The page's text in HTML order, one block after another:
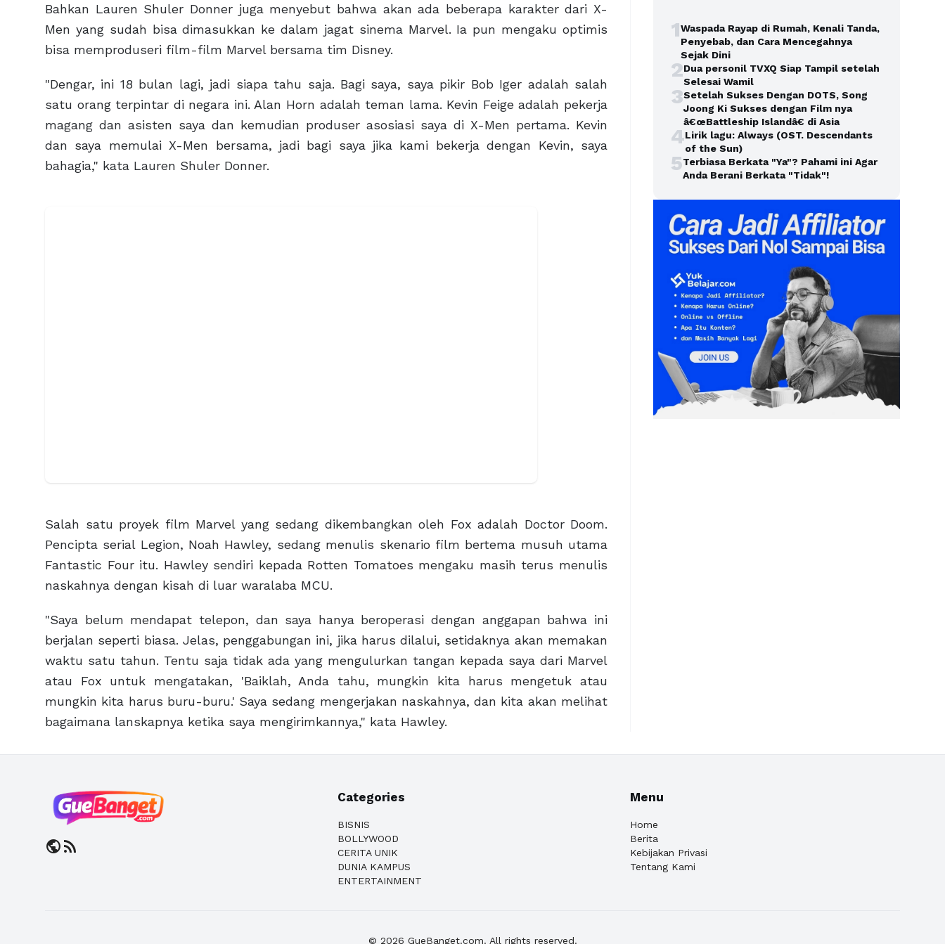
Bahkan Lauren Shuler Donner juga menyebut bahwa akan ada beberapa karakter dari X-
Men yang sudah bisa dimasukkan ke dalam jagat sinema Marvel. Ia pun mengaku optimis
bisa memproduseri film-film Marvel bersama tim Disney.
"Dengar, ini 18 bulan lagi, jadi siapa tahu saja. Bagi saya, saya pikir Bob Iger adalah salah
satu orang terpintar di negara ini. Alan Horn adalah teman lama. Kevin Feige adalah pekerja
magang dan asisten saya dan kemudian produser asosiasi saya di X-Men pertama. Kevin
dan saya memulai X-Men bersama, jadi bagi saya jika kami bekerja dengan Kevin, saya
bahagia," kata Lauren Shuler Donner.
Salah satu proyek film Marvel yang sedang dikembangkan oleh Fox adalah Doctor Doom.
Pencipta serial Legion, Noah Hawley, sedang menulis skenario film bertema musuh utama
Fantastic Four itu. Hawley sendiri kepada Rotten Tomatoes mengaku masih terus menulis
naskahnya dengan kisah di luar waralaba MCU.
"Saya belum mendapat telepon, dan saya hanya beroperasi dengan anggapan bahwa ini
berjalan seperti biasa. Jelas, penggabungan ini, jika harus dilalui, setidaknya akan memakan
waktu satu tahun. Tentu saja tidak ada yang mengulurkan tangan kepada saya dari Marvel
atau Fox untuk mengatakan, 'Baiklah, Anda tahu, mungkin kita harus mengetuk atau
mungkin kita harus buru-buru.' Saya sedang mengerjakan naskahnya, dan kita akan melihat
bagaimana lanskapnya ketika saya mengirimkannya," kata Hawley.
1Waspada Rayap di Rumah, Kenali Tanda,
Penyebab, dan Cara Mencegahnya
Sejak Dini
2Dua personil TVXQ Siap Tampil setelah
Selesai Wamil
3Setelah Sukses Dengan DOTS, Song
Joong Ki Sukses dengan Film nya
â€œBattleship Islandâ€ di Asia
4Lirik lagu: Always (OST. Descendants
of the Sun)
5Terbiasa Berkata "Ya"? Pahami ini Agar
Anda Berani Berkata "Tidak"!
publicrss_feed
Categories
BISNIS
BOLLYWOOD
CERITA UNIK
DUNIA KAMPUS
ENTERTAINMENT
Menu
Home
Berita
Kebijakan Privasi
Tentang Kami
© 2026 GueBanget.com. All rights reserved.